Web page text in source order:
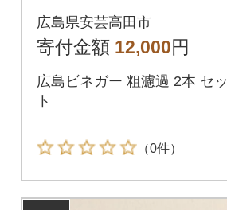
734]
広島県安芸高田市
寄付金額 12,000円
広島ビネガー 粗濾過 2本 セッ
ト
（0件）